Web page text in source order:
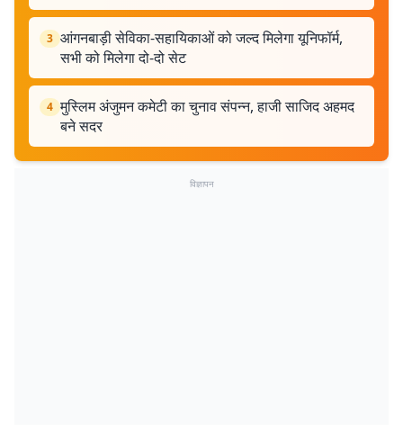
3 आंगनबाड़ी सेविका-सहायिकाओं को जल्द मिलेगा यूनिफॉर्म,
सभी को मिलेगा दो-दो सेट
4 मुस्लिम अंजुमन कमेटी का चुनाव संपन्न, हाजी साजिद अहमद
बने सदर
विज्ञापन